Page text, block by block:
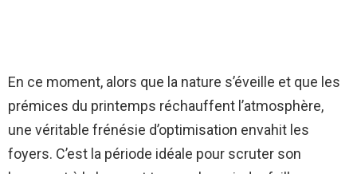
En ce moment, alors que la nature s’éveille et que les
prémices du printemps réchauffent l’atmosphère,
une véritable frénésie d’optimisation envahit les
foyers. C’est la période idéale pour scruter son